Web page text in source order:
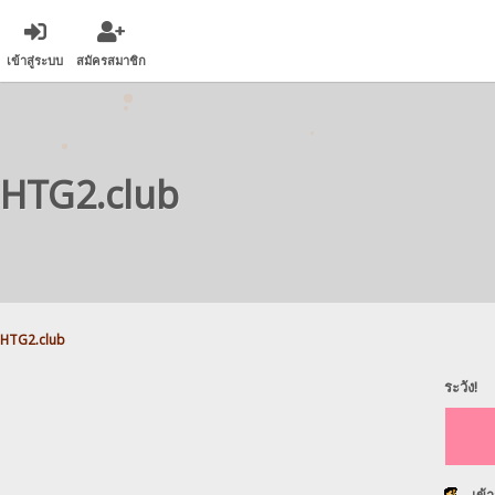
เข้าสู่ระบบ สมัครสมาชิก
HTG2.club
HTG2.club
ระวัง!